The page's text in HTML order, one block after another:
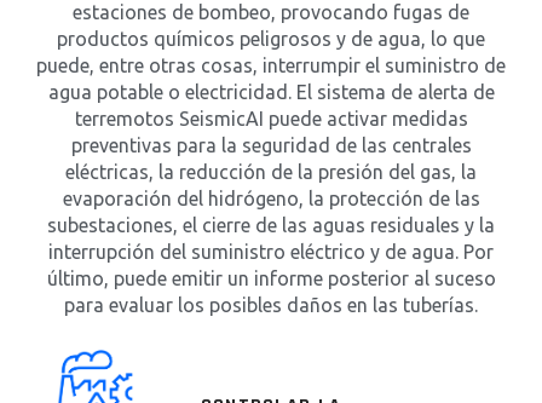
estaciones de bombeo, provocando fugas de
productos químicos peligrosos y de agua, lo que
puede, entre otras cosas, interrumpir el suministro de
agua potable o electricidad. El sistema de alerta de
terremotos SeismicAI puede activar medidas
preventivas para la seguridad de las centrales
eléctricas, la reducción de la presión del gas, la
evaporación del hidrógeno, la protección de las
subestaciones, el cierre de las aguas residuales y la
interrupción del suministro eléctrico y de agua. Por
último, puede emitir un informe posterior al suceso
para evaluar los posibles daños en las tuberías.